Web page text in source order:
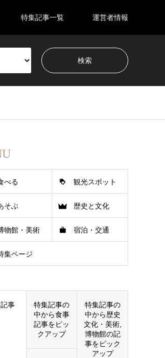
特集記事一覧 運営者情報
べる 観光スポット
そぶ 歴史と文化
物館・美術 宿泊・交通
集ページ
事
特集記事の
中から食事
記事をピッ
クアップ
特集記事の
中から歴史
文化・美術,
博物館の記
事をピック
アップ